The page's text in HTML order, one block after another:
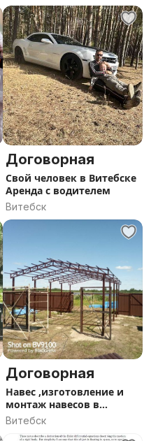
Договорная
Свой человек в Витебске
Аренда с водителем
Витебск
Договорная
Навес ,изготовление и
монтаж навесов в
Витебске.
Витебск